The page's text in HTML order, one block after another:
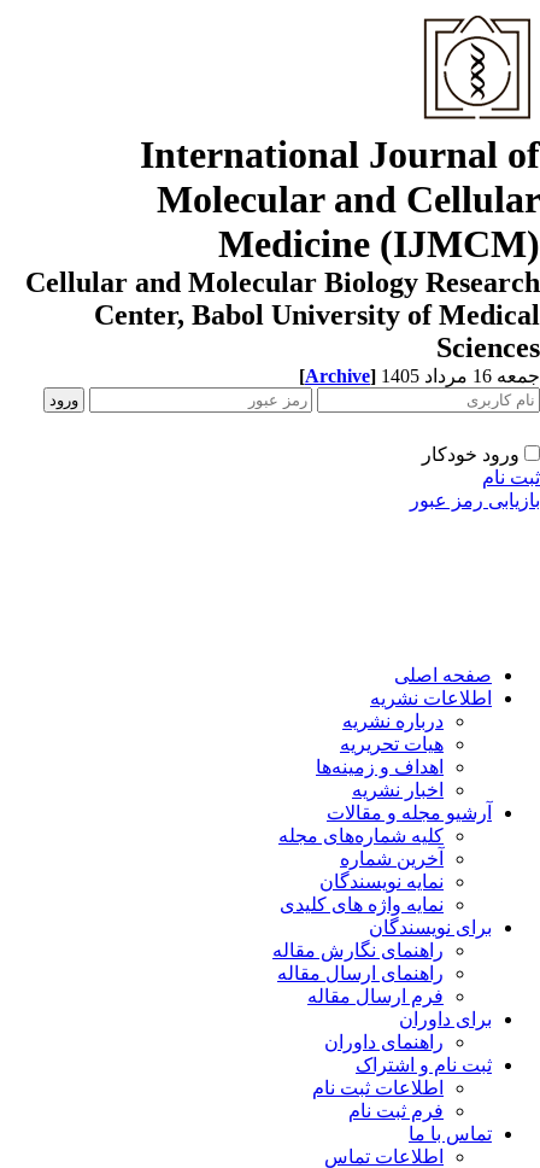
International Journal
Molecular and
Medicine
Cellular and Molecular Biology
Center, Babol University of
مرداد 1405 [Archive]
ورود خودکار
نام
رمز عبور
صفحه اصلی
اطلاعات نشریه
درباره نشریه
هیات تحریریه
اهداف و زمینه‌ها
اخبار نشریه
آرشیو مجله و مقالات
کلیه شماره‌های مجله
آخرین شماره
نمایه نویسندگان
نمایه واژه های کلیدی
برای نویسندگان
راهنمای نگارش مقاله
راهنمای ارسال مقاله
فرم ارسال مقاله
برای داوران
راهنمای داوران
ثبت نام و اشتراک
اطلاعات ثبت نام
فرم ثبت نام
تماس با ما
اطلاعات تماس